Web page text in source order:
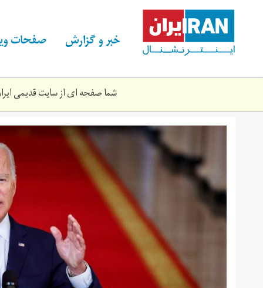
content خبر و گزارش صفحات
شما صفحه ای از سایت قدیمی
b-
74578868997989980-
14.jpg